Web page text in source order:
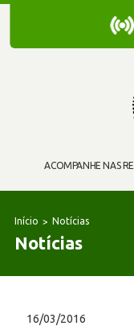
ACOMPANHE NAS
Início Notícias
Notícias
16/03/2016